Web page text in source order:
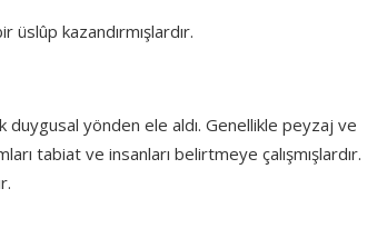
kazandırmışlardır.
duygusal yönden ele aldı. Genellikle peyzaj ve
tabiat ve insanları belirtmeye çalışmışlardır.